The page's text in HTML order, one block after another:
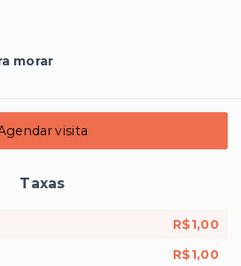
morar
visita
Taxas
R$1,00
R$1,00